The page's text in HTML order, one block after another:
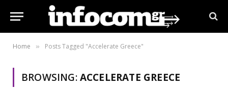
Home » Posts Tagged "Accelerate Greece"
BROWSING:ACCELERATE GREECE